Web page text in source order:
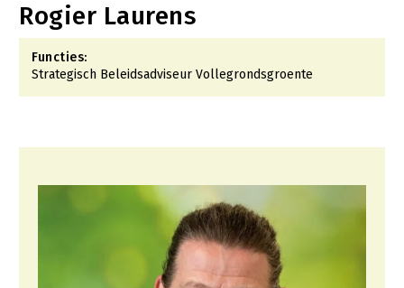
Toekomstvisie
Goed eten
Mooi groen
Rogier Laurens
Functies:
Strategisch Beleidsadviseur Vollegrondsgroente